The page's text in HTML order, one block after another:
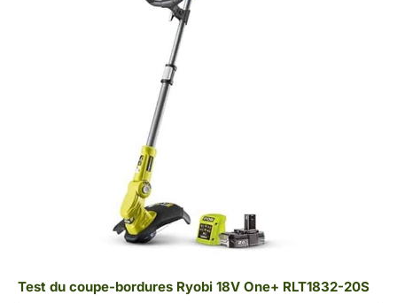
Test du coupe-bordures Ryobi 18V One+ RLT1832-20S